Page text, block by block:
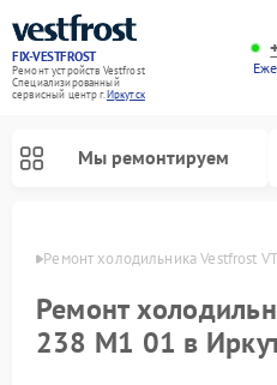
FIX-VESTFROST
Ремонт устройств Vestfrost
Специализированный
cервисный центр г.Иркутск
Мы ремонтируем
Ремонт холодильника Vestfrost
Ремонт
238 M1 01 в